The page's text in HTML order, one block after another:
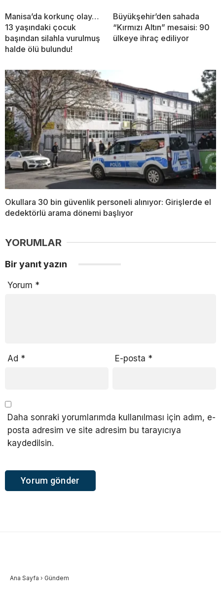
Manisa’da korkunç olay…
13 yaşındaki çocuk
başından silahla vurulmuş
halde ölü bulundu!
Büyükşehir’den sahada
“Kırmızı Altın” mesaisi: 90
ülkeye ihraç ediliyor
Okullara 30 bin güvenlik personeli alınıyor: Girişlerde el
dedektörlü arama dönemi başlıyor
YORUMLAR
Bir yanıt yazın
Yorum *
Ad * E-posta *
Daha sonraki yorumlarımda kullanılması için adım, e-
posta adresim ve site adresim bu tarayıcıya
kaydedilsin.
Ana Sayfa › Gündem